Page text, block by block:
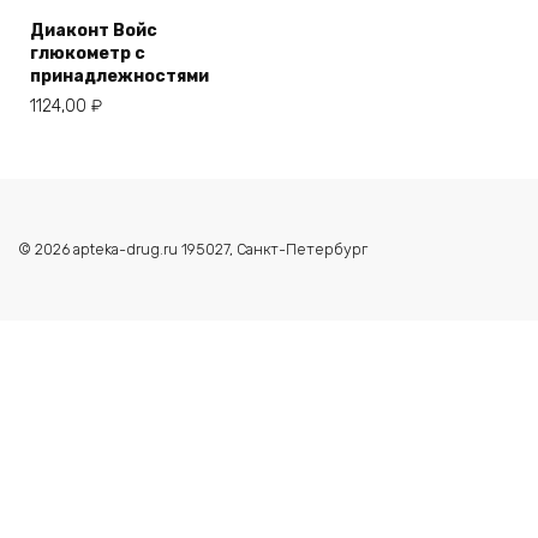
Диаконт Войс
глюкометр с
принадлежностями
1124,00 ₽
© 2026 apteka-drug.ru 195027, Санкт-Петербург